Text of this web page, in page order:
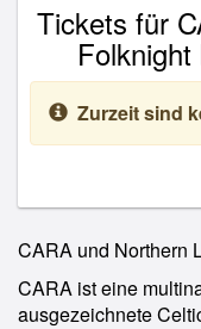
Tickets für
Zurzeit sind
CARA und Northern
CARA ist eine
ausgezeichnete